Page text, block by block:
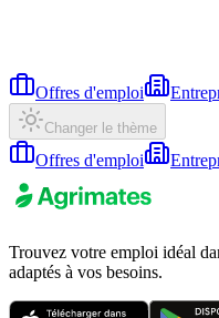
Offres d'emploi
Changer le thème
Offres d'emploi
Trouvez votre emploi idéal
adaptés à vos besoins.